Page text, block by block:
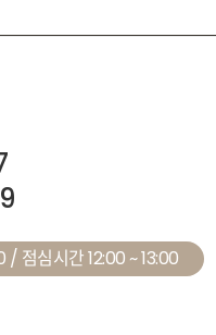
/ 점심시간 12:00 ~ 13:00